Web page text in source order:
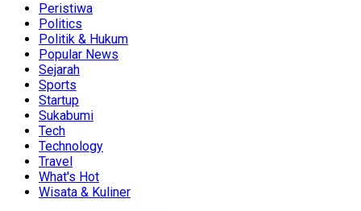
Peristiwa
Politics
Politik & Hukum
Popular News
Sejarah
Sports
Startup
Sukabumi
Tech
Technology
Travel
What's Hot
Wisata & Kuliner